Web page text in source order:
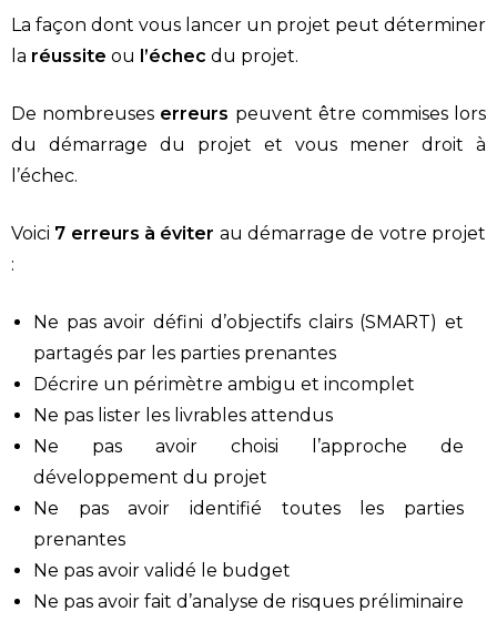
La façon dont vous lancer un projet peut déterminer
la réussite ou l’échec du projet.
De nombreuses erreurs peuvent être commises lors
du démarrage du projet et vous mener droit à
l’échec.
Voici 7 erreurs à éviter au démarrage de votre projet
:
Ne pas avoir défini d’objectifs clairs (SMART) et
partagés par les parties prenantes
Décrire un périmètre ambigu et incomplet
Ne pas lister les livrables attendus
Ne pas avoir choisi l’approche de
développement du projet
Ne pas avoir identifié toutes les parties
prenantes
Ne pas avoir validé le budget
Ne pas avoir fait d’analyse de risques préliminaire